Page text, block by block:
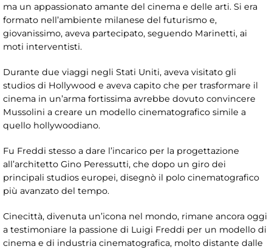
ma un appassionato amante del cinema e delle arti. Si era
formato nell’ambiente milanese del futurismo e,
giovanissimo, aveva partecipato, seguendo Marinetti, ai
moti interventisti.
Durante due viaggi negli Stati Uniti, aveva visitato gli
studios di Hollywood e aveva capito che per trasformare il
cinema in un’arma fortissima avrebbe dovuto convincere
Mussolini a creare un modello cinematografico simile a
quello hollywoodiano.
Fu Freddi stesso a dare l’incarico per la progettazione
all’architetto Gino Peressutti, che dopo un giro dei
principali studios europei, disegnò il polo cinematografico
più avanzato del tempo.
Cinecittà, divenuta un’icona nel mondo, rimane ancora oggi
a testimoniare la passione di Luigi Freddi per un modello di
cinema e di industria cinematografica, molto distante dalle